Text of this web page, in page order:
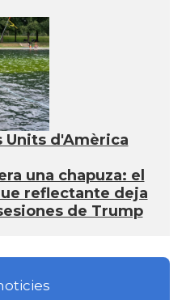
Units d'Amèrica
una chapuza: el
reflectante deja
de Trump